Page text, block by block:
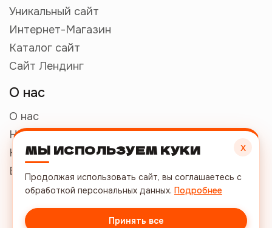
Уникальный сайт
Интернет-Магазин
Каталог сайт
Сайт Лендинг
О нас
О нас
Наши работы
Контакты
Бриф
+7 (812) 509-49-26
info@mode-web.ru
х
МЫ ИСПОЛЬЗУЕМ КУКИ
Продолжая использовать сайт, вы соглашаетесь с
обработкой персональных данных. Подробнее
Принять все